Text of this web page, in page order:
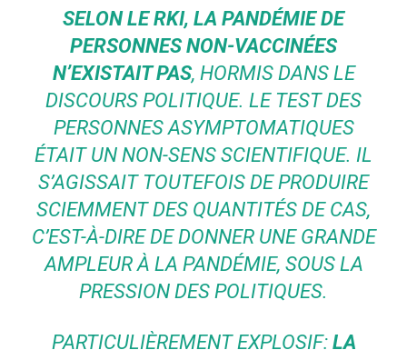
SELON LE RKI, LA PANDÉMIE DE
PERSONNES NON-VACCINÉES
N’EXISTAIT PAS, HORMIS DANS LE
DISCOURS POLITIQUE. LE TEST DES
PERSONNES ASYMPTOMATIQUES
ÉTAIT UN NON-SENS SCIENTIFIQUE. IL
S’AGISSAIT TOUTEFOIS DE PRODUIRE
SCIEMMENT DES QUANTITÉS DE CAS,
C’EST-À-DIRE DE DONNER UNE GRANDE
AMPLEUR À LA PANDÉMIE, SOUS LA
PRESSION DES POLITIQUES.
PARTICULIÈREMENT EXPLOSIF: LA